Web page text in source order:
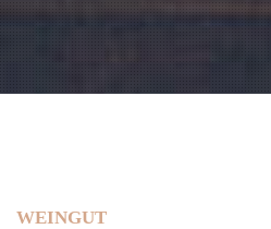
WEINGUT